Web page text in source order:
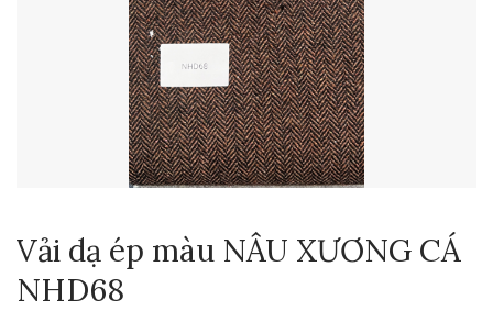
Vải dạ ép màu NÂU XƯƠNG CÁ
NHD68